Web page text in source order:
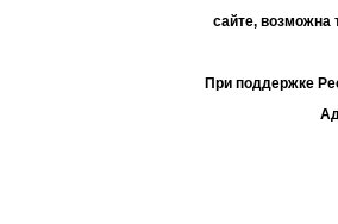
сайте,
При поддержке